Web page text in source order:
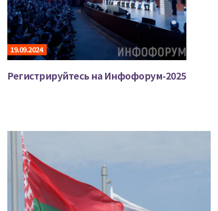
19.09.2024
Регистрируйтесь на Инфофорум-2025